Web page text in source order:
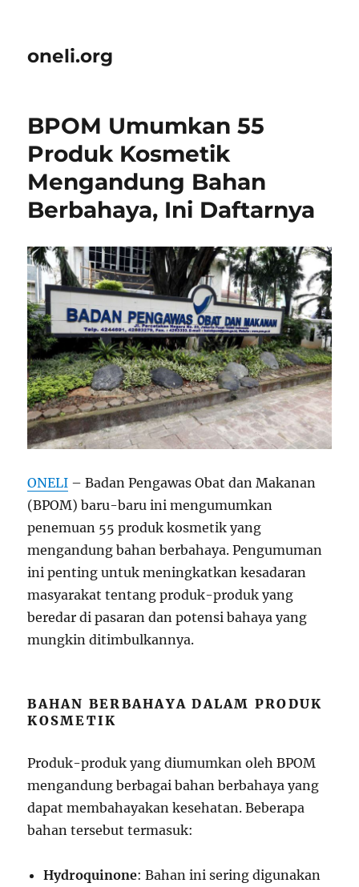
oneli.org
BPOM Umumkan 55
Produk Kosmetik
Mengandung Bahan
Berbahaya, Ini Daftarnya
ONELI – Badan Pengawas Obat dan Makanan
(BPOM) baru-baru ini mengumumkan
penemuan 55 produk kosmetik yang
mengandung bahan berbahaya. Pengumuman
ini penting untuk meningkatkan kesadaran
masyarakat tentang produk-produk yang
beredar di pasaran dan potensi bahaya yang
mungkin ditimbulkannya.
BAHAN BERBAHAYA DALAM PRODUK
KOSMETIK
Produk-produk yang diumumkan oleh BPOM
mengandung berbagai bahan berbahaya yang
dapat membahayakan kesehatan. Beberapa
bahan tersebut termasuk:
Hydroquinone: Bahan ini sering digunakan